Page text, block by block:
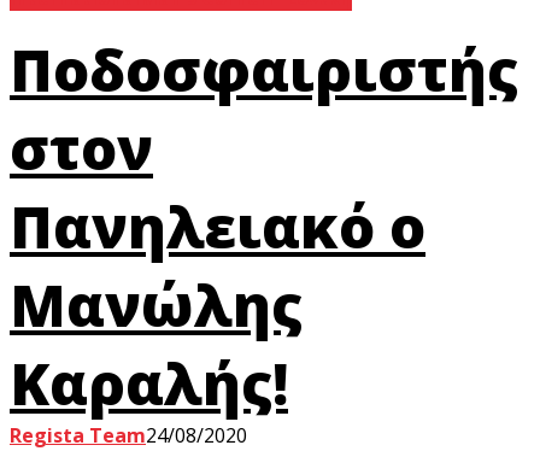
Ποδοσφαιριστής
στον
Πανηλειακό ο
Μανώλης
Καραλής!
Regista Team24/08/2020